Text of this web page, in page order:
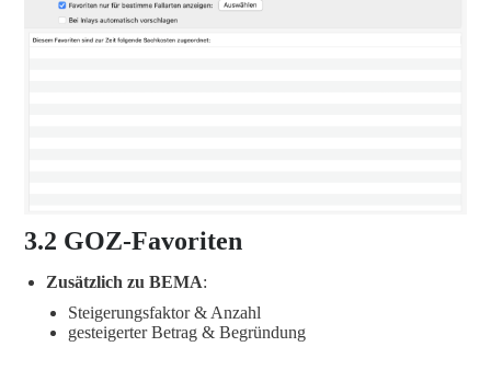
3.2 GOZ-Favoriten
Zusätzlich zu BEMA:
Steigerungsfaktor & Anzahl
gesteigerter Betrag & Begründung